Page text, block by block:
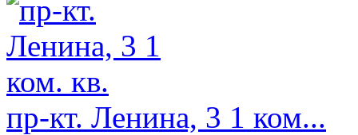
пр-кт. Ленина, 3 1 ком...